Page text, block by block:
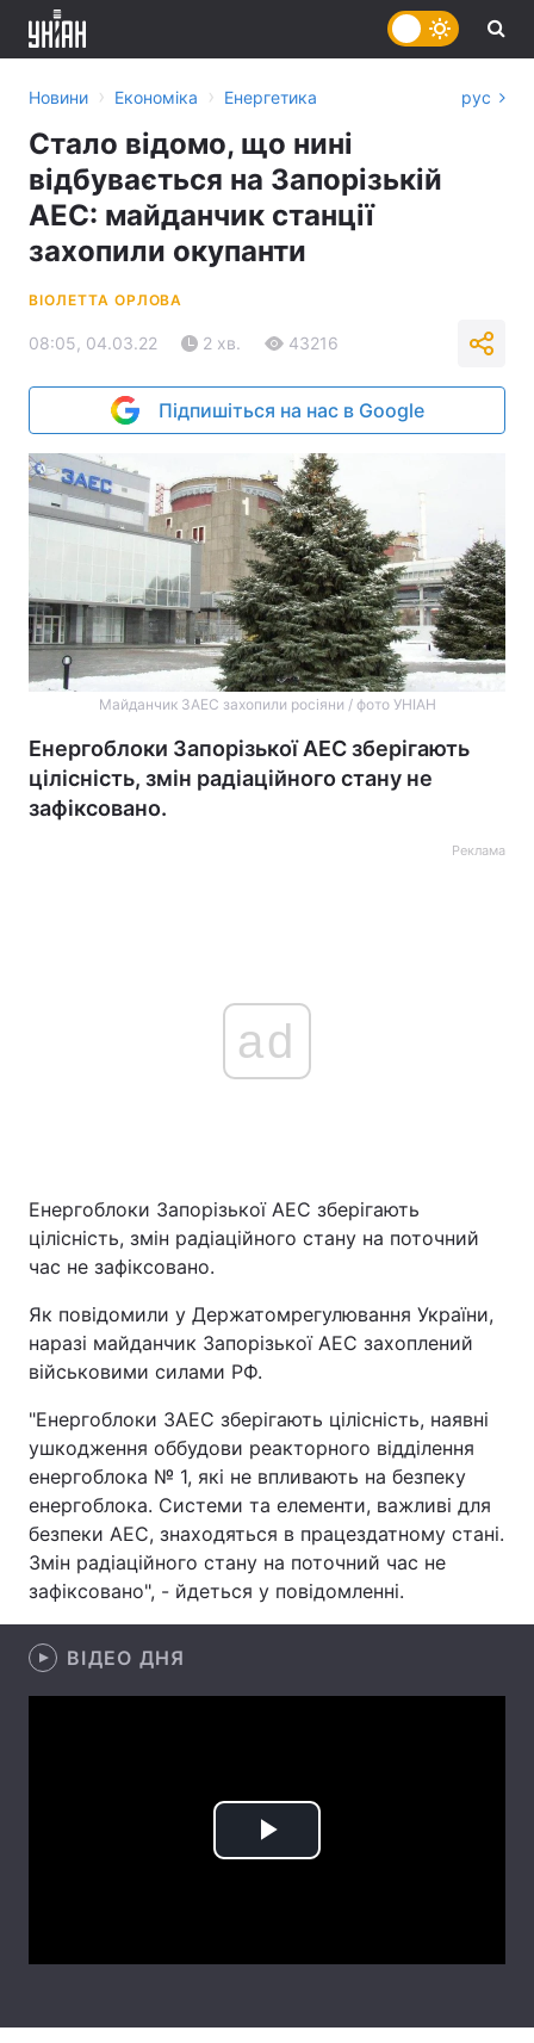
Україна Політика
Економіка
Спорт Наука
Техно і зв'язок
Зброя Інциденти
Здоров'я Туризм
Цікавинки Погода
Екологія Регіони
Лонгріди
Новини › Економіка › Енергетика рус
Стало відомо, що нині
відбувається на Запорізькій
АЕС: майданчик станції
захопили окупанти
ВІОЛЕТТА ОРЛОВА
08:05, 04.03.22 2 хв. 43216
Підпишіться на нас в Google
Майданчик ЗАЕС захопили росіяни / фото УНІАН
Енергоблоки Запорізької АЕС зберігають
цілісність, змін радіаційного стану не
зафіксовано.
Реклама
ad
Енергоблоки Запорізької АЕС зберігають
цілісність, змін радіаційного стану на поточний
час не зафіксовано.
Як повідомили у Держатомрегулювання України,
наразі майданчик Запорізької АЕС захоплений
військовими силами РФ.
"Енергоблоки ЗАЕС зберігають цілісність, наявні
ушкодження оббудови реакторного відділення
енергоблока № 1, які не впливають на безпеку
енергоблока. Системи та елементи, важливі для
безпеки АЕС, знаходяться в працездатному стані.
Змін радіаційного стану на поточний час не
зафіксовано", - йдеться у повідомленні.
ВІДЕО ДНЯ
Play